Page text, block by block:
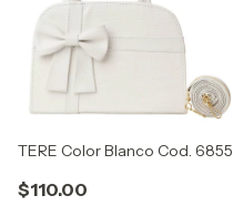
TERE Color Blanco Cod. 6855
$110.00